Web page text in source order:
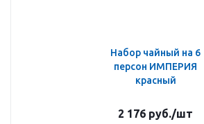
Набор чайный на 6
персон ИМПЕРИЯ
красный
2 176 руб./шт